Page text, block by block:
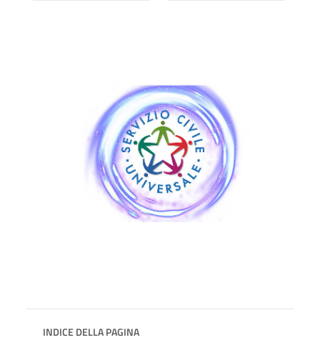
INDICE DELLA PAGINA